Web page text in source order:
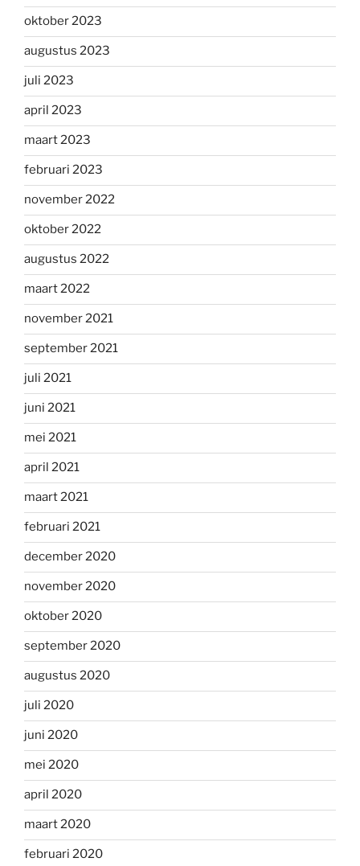
oktober 2023
augustus 2023
juli 2023
april 2023
maart 2023
februari 2023
november 2022
oktober 2022
augustus 2022
maart 2022
november 2021
september 2021
juli 2021
juni 2021
mei 2021
april 2021
maart 2021
februari 2021
december 2020
november 2020
oktober 2020
september 2020
augustus 2020
juli 2020
juni 2020
mei 2020
april 2020
maart 2020
februari 2020